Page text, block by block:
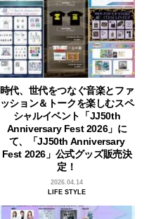
時代、世代をつなぐ音楽とファ
ッション＆トークを楽しむスペ
シャルイベント「JJ50th
Anniversary Fest 2026」に
て、「JJ50th Anniversary
Fest 2026」公式グッズ販売決
定！
2026.04.14
LIFE STYLE